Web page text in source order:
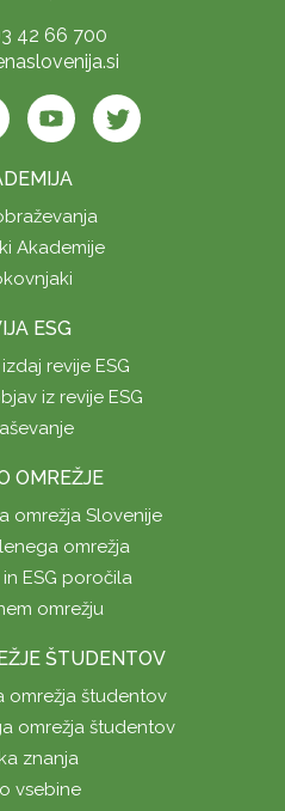
42 66 700
Akademije
ESG
revije ESG
iz revije ESG
OMREŽJE
omrežja Slovenije
omrežja
ESG poročila
omrežju
ŠTUDENTOV
omrežja študentov
omrežja študentov
znanja
vsebine